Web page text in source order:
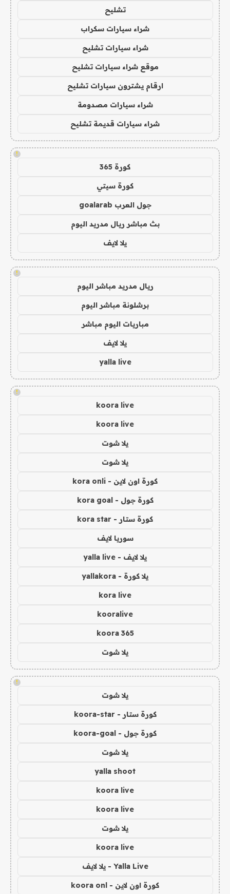
تشليح
شراء سيارات سكراب
شراء سيارات تشليح
موقع شراء سيارات تشليح
ارقام يشترون سيارات تشليح
شراء سيارات مصدومة
شراء سيارات قديمة تشليح
!
كورة 365
كورة سيتي
جول العرب goalarab
بث مباشر ريال مدريد اليوم
يلا لايف
!
ريال مدريد مباشر اليوم
برشلونة مباشر اليوم
مباريات اليوم مباشر
يلا لايف
yalla live
!
koora live
koora live
يلا شوت
يلا شوت
كورة اون لاين - kora onli
كورة جول - kora goal
كورة ستار - kora star
سوريا لايف
يلا لايف - yalla live
يلا كورة - yallakora
kora live
kooralive
koora 365
يلا شوت
!
يلا شوت
كورة ستار - koora-star
كورة جول - koora-goal
يلا شوت
yalla shoot
koora live
koora live
يلا شوت
koora live
Yalla Live - يلا لايف
كورة اون لاين - koora onl